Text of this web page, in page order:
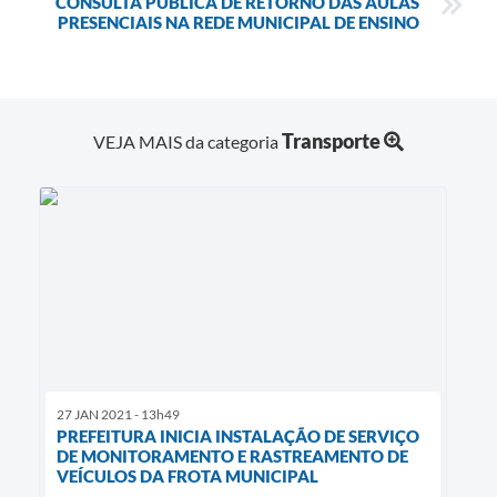
PRESENCIAIS NA REDE MUNICIPAL DE ENSINO
VEJA MAIS da categoriaTransporte
27 JAN 2021 - 13h49
PREFEITURA INICIA INSTALAÇÃO DE SERVIÇO
DE MONITORAMENTO E RASTREAMENTO DE
VEÍCULOS DA FROTA MUNICIPAL